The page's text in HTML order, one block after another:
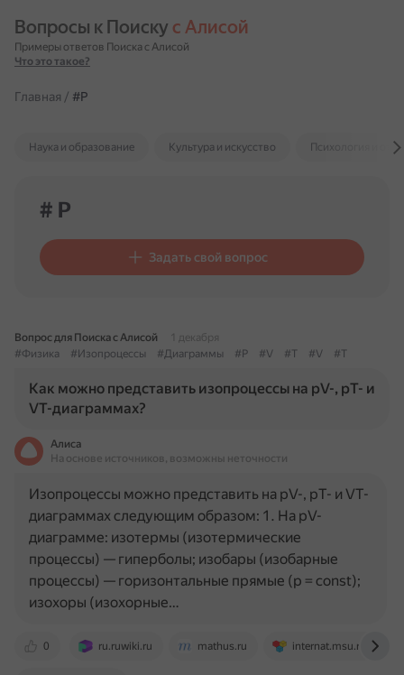
Вопросы к Поиску с Алисой
Примеры ответов Поиска с Алисой
Что это такое?
Главная / #P
Наука и образование Культура и искусство Психология и
# P
Задать свой вопрос
Вопрос для Поиска с Алисой
1 декабря
#Физика
#Изопроцессы #Диаграммы #P #V #T #V #T
Как можно представить изопроцессы на pV-, pT- и
VT-диаграммах?
Алиса
На основе источников, возможны неточности
0 ru.ruwiki.ru mathus.ru internat.msu.ru
Изопроцессы можно представить на pV-, pT- и VT-
диаграммах следующим образом: 1. На pV-
диаграмме: изотермы (изотермические
процессы) — гиперболы; изобары (изобарные
процессы) — горизонтальные прямые (p = const);
изохоры (изохорные…